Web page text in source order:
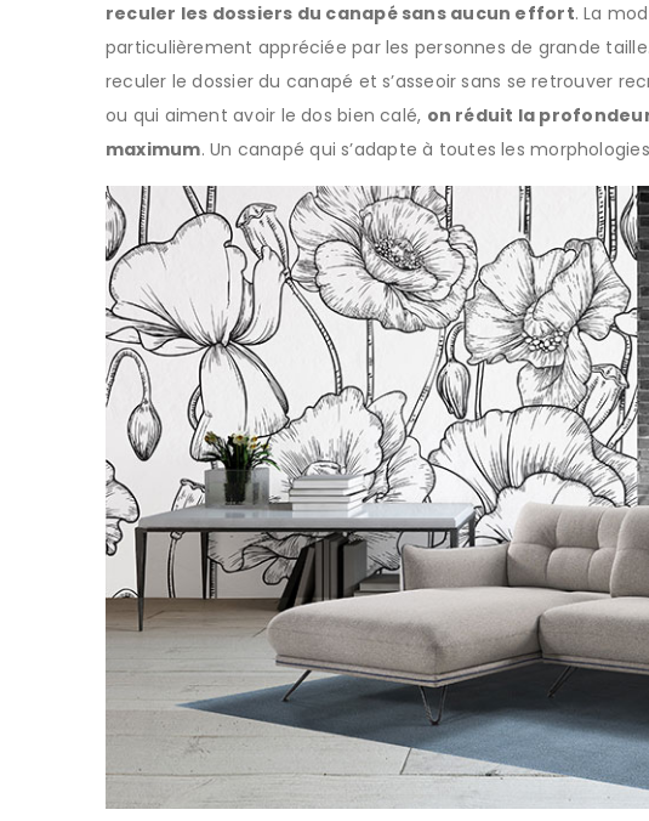
reculer les dossiers du canapé sans aucun effort. La
particulièrement appréciée par les personnes de grande
reculer le dossier du canapé et s’asseoir sans se retrouver
ou qui aiment avoir le dos bien calé, on réduit la
maximum. Un canapé qui s’adapte à toutes les